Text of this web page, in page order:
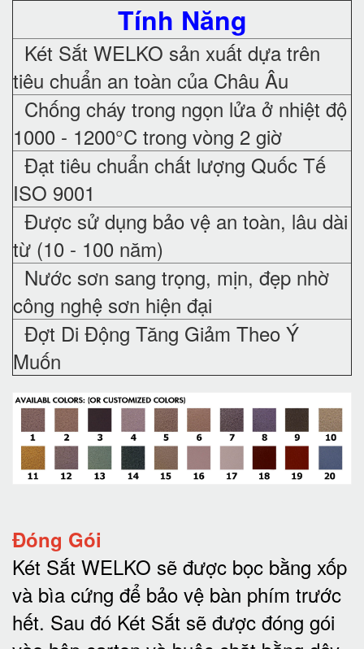
Tính Năng
Két Sắt WELKO sản xuất dựa trên
tiêu chuẩn an toàn của Châu Âu
Chống cháy trong ngọn lửa ở nhiệt độ
1000 - 1200°C trong vòng 2 giờ
Đạt tiêu chuẩn chất lượng Quốc Tế
ISO 9001
Được sử dụng bảo vệ an toàn, lâu dài
từ (10 - 100 năm)
Nước sơn sang trọng, mịn, đẹp nhờ
công nghệ sơn hiện đại
Đợt Di Động Tăng Giảm Theo Ý
Muốn
Đóng Gói
Két Sắt WELKO sẽ được bọc bằng xốp
và bìa cứng để bảo vệ bàn phím trước
hết. Sau đó Két Sắt sẽ được đóng gói